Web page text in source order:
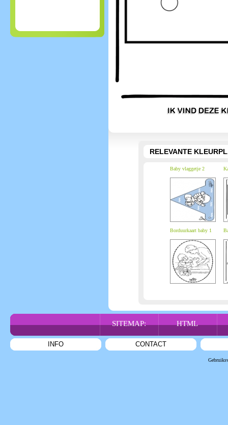
RELEVANTE
Baby vlaggetje 2
Borduurkaart baby 1
SITEMAP: HTML
INFO CONTACT